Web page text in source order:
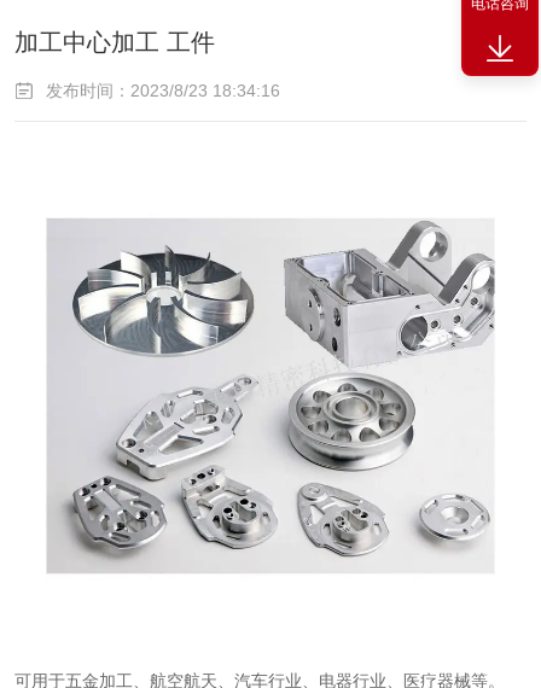
加工中心加工 工件
发布时间：2023/8/23 18:34:16
可用于五金加工、航空航天、汽车行业、电器行业、医疗器械等。
电话咨询